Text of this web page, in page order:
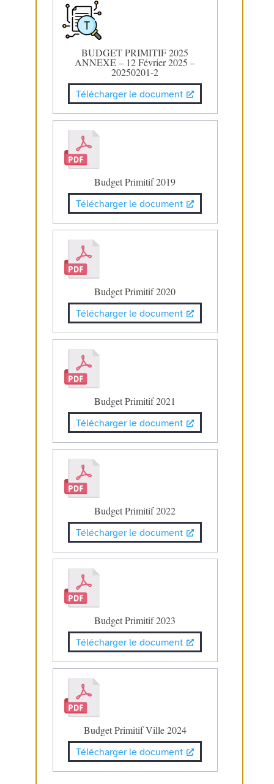
BUDGET PRIMITIF 2025
ANNEXE – 12 Février 2025 –
20250201-2
Télécharger le document
Budget Primitif 2019
Télécharger le document
Budget Primitif 2020
Télécharger le document
Budget Primitif 2021
Télécharger le document
Budget Primitif 2022
Télécharger le document
Budget Primitif 2023
Télécharger le document
Budget Primitif Ville 2024
Télécharger le document